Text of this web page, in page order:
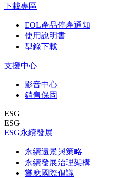
下載專區
EOL產品停產通知
使用說明書
型錄下載
支援中心
影音中心
銷售保固
ESG
ESG
ESG永續發展
永續遠景與策略
永續發展治理架構
響應國際倡議